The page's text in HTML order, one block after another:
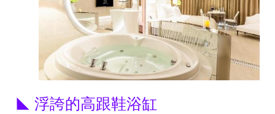
◣ 浮誇的高跟鞋浴缸